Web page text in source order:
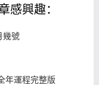
感興趣：
幾號
年運程完整版